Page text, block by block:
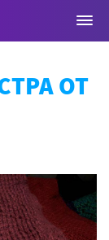
ОТ